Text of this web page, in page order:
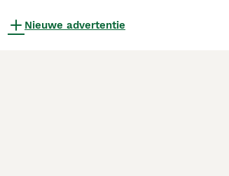
Nieuwe advertentie